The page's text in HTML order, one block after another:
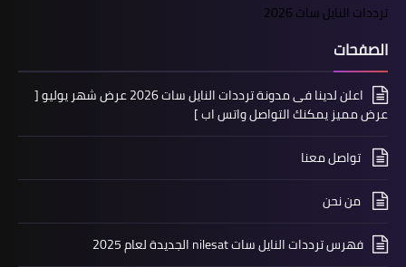
ترددات النايل سات 2026
الصفحات
اعلن لدينا فى مدونة ترددات النايل سات 2026 عرض شهر يوليو [
عرض مميز يمكنك التواصل واتس اب ]
تواصل معنا
من نحن
فهرس ترددات النايل سات nilesat الجديدة لعام 2025